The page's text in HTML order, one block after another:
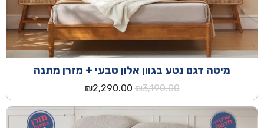
מיטה דגם נטע בגוון אלון טבעי + מזרן מתנה
₪3,190.00
המחיר
המקורי
היה:
₪3,190.00.
₪2,290.00
הנוכחי
הוא:
₪2,290.00.